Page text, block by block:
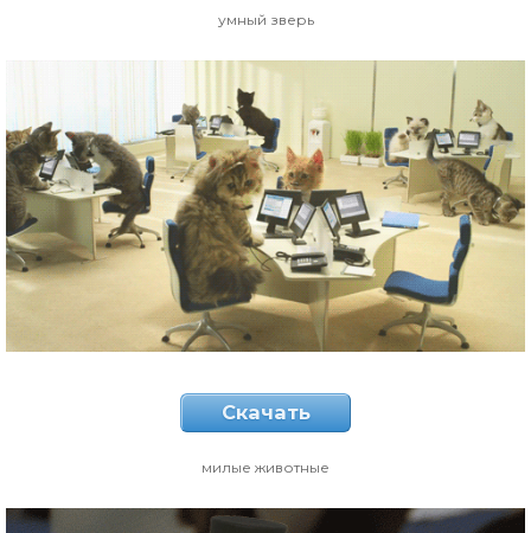
умный зверь
Скачать
милые животные